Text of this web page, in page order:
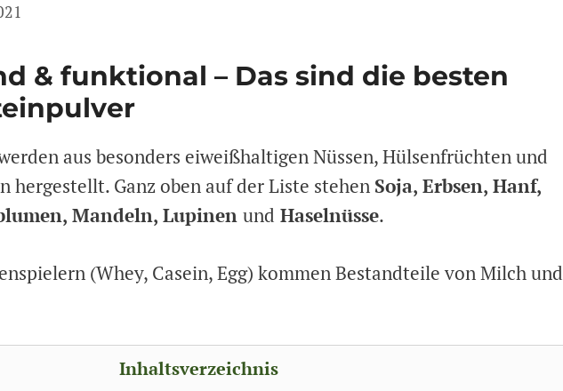
& funktional – Das sind die besten
aus besonders eiweißhaltigen Nüssen, Hülsenfrüchten und
hergestellt. Ganz oben auf der Liste stehen Soja, Erbsen, Hanf,
Mandeln, Lupinen und Haselnüsse.
(Whey, Casein, Egg) kommen Bestandteile von Milch und
Inhaltsverzeichnis